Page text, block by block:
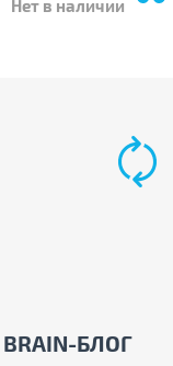
Нет в наличии
BRAIN-БЛОГ